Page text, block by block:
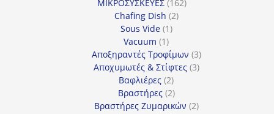
ΜΙΚΡΟΣΥΣΚΕΥΕΣ 162
Chafing Dish 22
Sous Vide 11
Vacuum 11
προϊόν
Αποξηραντές Τροφίμων 33
προϊόντα
Αποχυμωτές & Στίφτες 33
Βαφλιέρες 22
προϊόντα
Βραστήρες 22
προϊόντα
Βραστήρες Ζυμαρικών 22